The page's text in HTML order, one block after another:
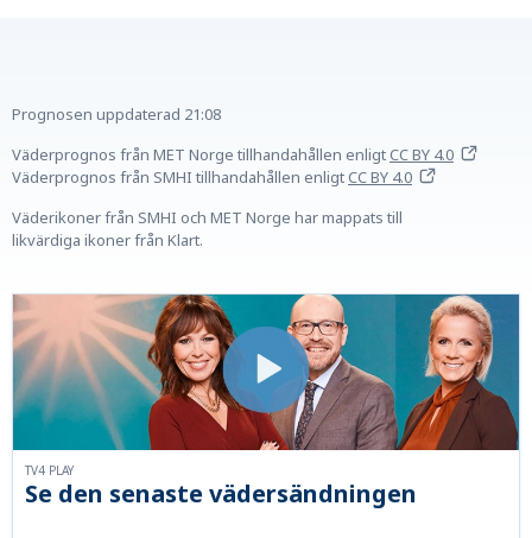
Prognosen uppdaterad 21:08
Väderprognos från MET Norge tillhandahållen enligtCC BY 4.0
Väderprognos från SMHI tillhandahållen enligtCC BY 4.0
Väderikoner från SMHI och MET Norge har mappats till
likvärdiga ikoner från Klart.
Se den senaste vädersändningen
TV4 PLAY